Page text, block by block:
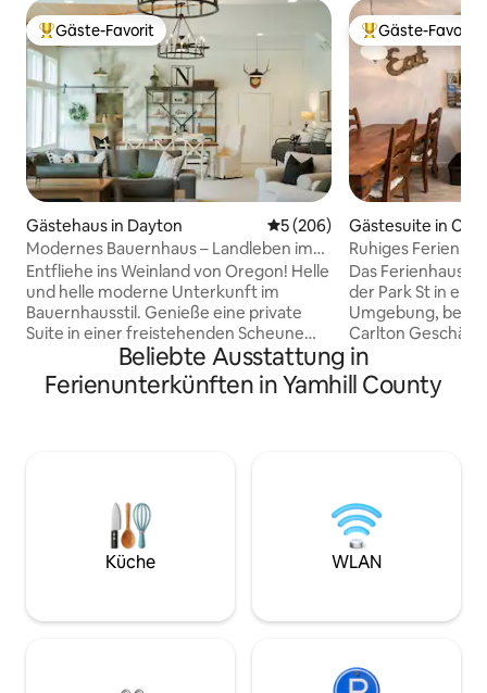
Beliebter Gäste-Favorit.
Gäste-Favorit
Gästehaus in Dayton Durchschnittliche
5 (206)
Modernes Bauernhaus – Landleben im
Weinland.
Entfliehe ins Weinland von Oregon! Helle
und helle moderne Unterkunft im
Bauernhausstil. Genieße eine private
Suite in einer freistehenden Scheune
mit Blick auf eine ländliche Umgebung.
Kingsize-Bett mit großer Master-Suite
und privater Terrasse. Queensize-Bett in
Gemütlicher Kamin, voll ausgestattete
Küche, Waschmaschine und Trockner.
Esstisch im Freien auf der Terrasse. Nur
eine Meile von Stoller Family und vielen
Beliebter Gäste-
Gäste-Favorit
Gästesuite in
Ruhiges
Das Ferienhaus
der Park St in
Umgebung,
Carlton
Vom Eigentümer
privaten Garten.
sich eine Wand
Es gibt KEINE
Es gibt
übernachten.
Beliebte Ausstattung in
Ferienunterkünften in Yamhill County
Küche WLAN